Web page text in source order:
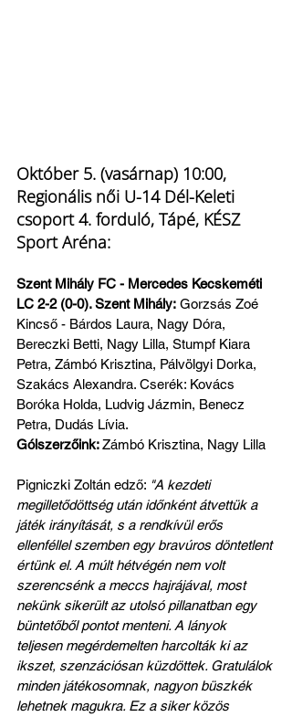
Október 5. (vasárnap) 10:00,
Regionális női U-14 Dél-Keleti
csoport 4. forduló, Tápé, KÉSZ
Sport Aréna:
Szent Mihály FC - Mercedes Kecskeméti
LC 2-2 (0-0). Szent Mihály: Gorzsás Zoé
Kincső - Bárdos Laura, Nagy Dóra,
Bereczki Betti, Nagy Lilla, Stumpf Kiara
Petra, Zámbó Krisztina, Pálvölgyi Dorka,
Szakács Alexandra. Cserék: Kovács
Boróka Holda, Ludvig Jázmin, Benecz
Petra, Dudás Lívia.
Gólszerzőink: Zámbó Krisztina, Nagy Lilla
Pigniczki Zoltán edző: "A kezdeti
megilletődöttség után időnként átvettük a
játék irányítását, s a rendkívül erős
ellenféllel szemben egy bravúros döntetlent
értünk el. A múlt hétvégén nem volt
szerencsénk a meccs hajrájával, most
nekünk sikerült az utolsó pillanatban egy
büntetőből pontot menteni. A lányok
teljesen megérdemelten harcolták ki az
ikszet, szenzációsan küzdöttek. Gratulálok
minden játékosomnak, nagyon büszkék
lehetnek magukra. Ez a siker közös